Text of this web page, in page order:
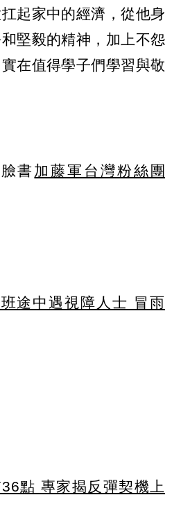
起家中的經濟，從他身
和堅毅的精神，加上不怨
在值得學子們學習與敬
書加藤軍台灣粉絲團
途中遇視障人士 冒雨
點 專家揭反彈契機上